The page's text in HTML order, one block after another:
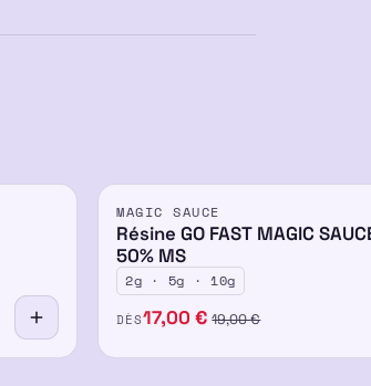
50%
MAGIC SAUCE
Résine GO FAST MAGIC
50% MS
2g · 5g · 10g
DÈS17,00€ 19,00€